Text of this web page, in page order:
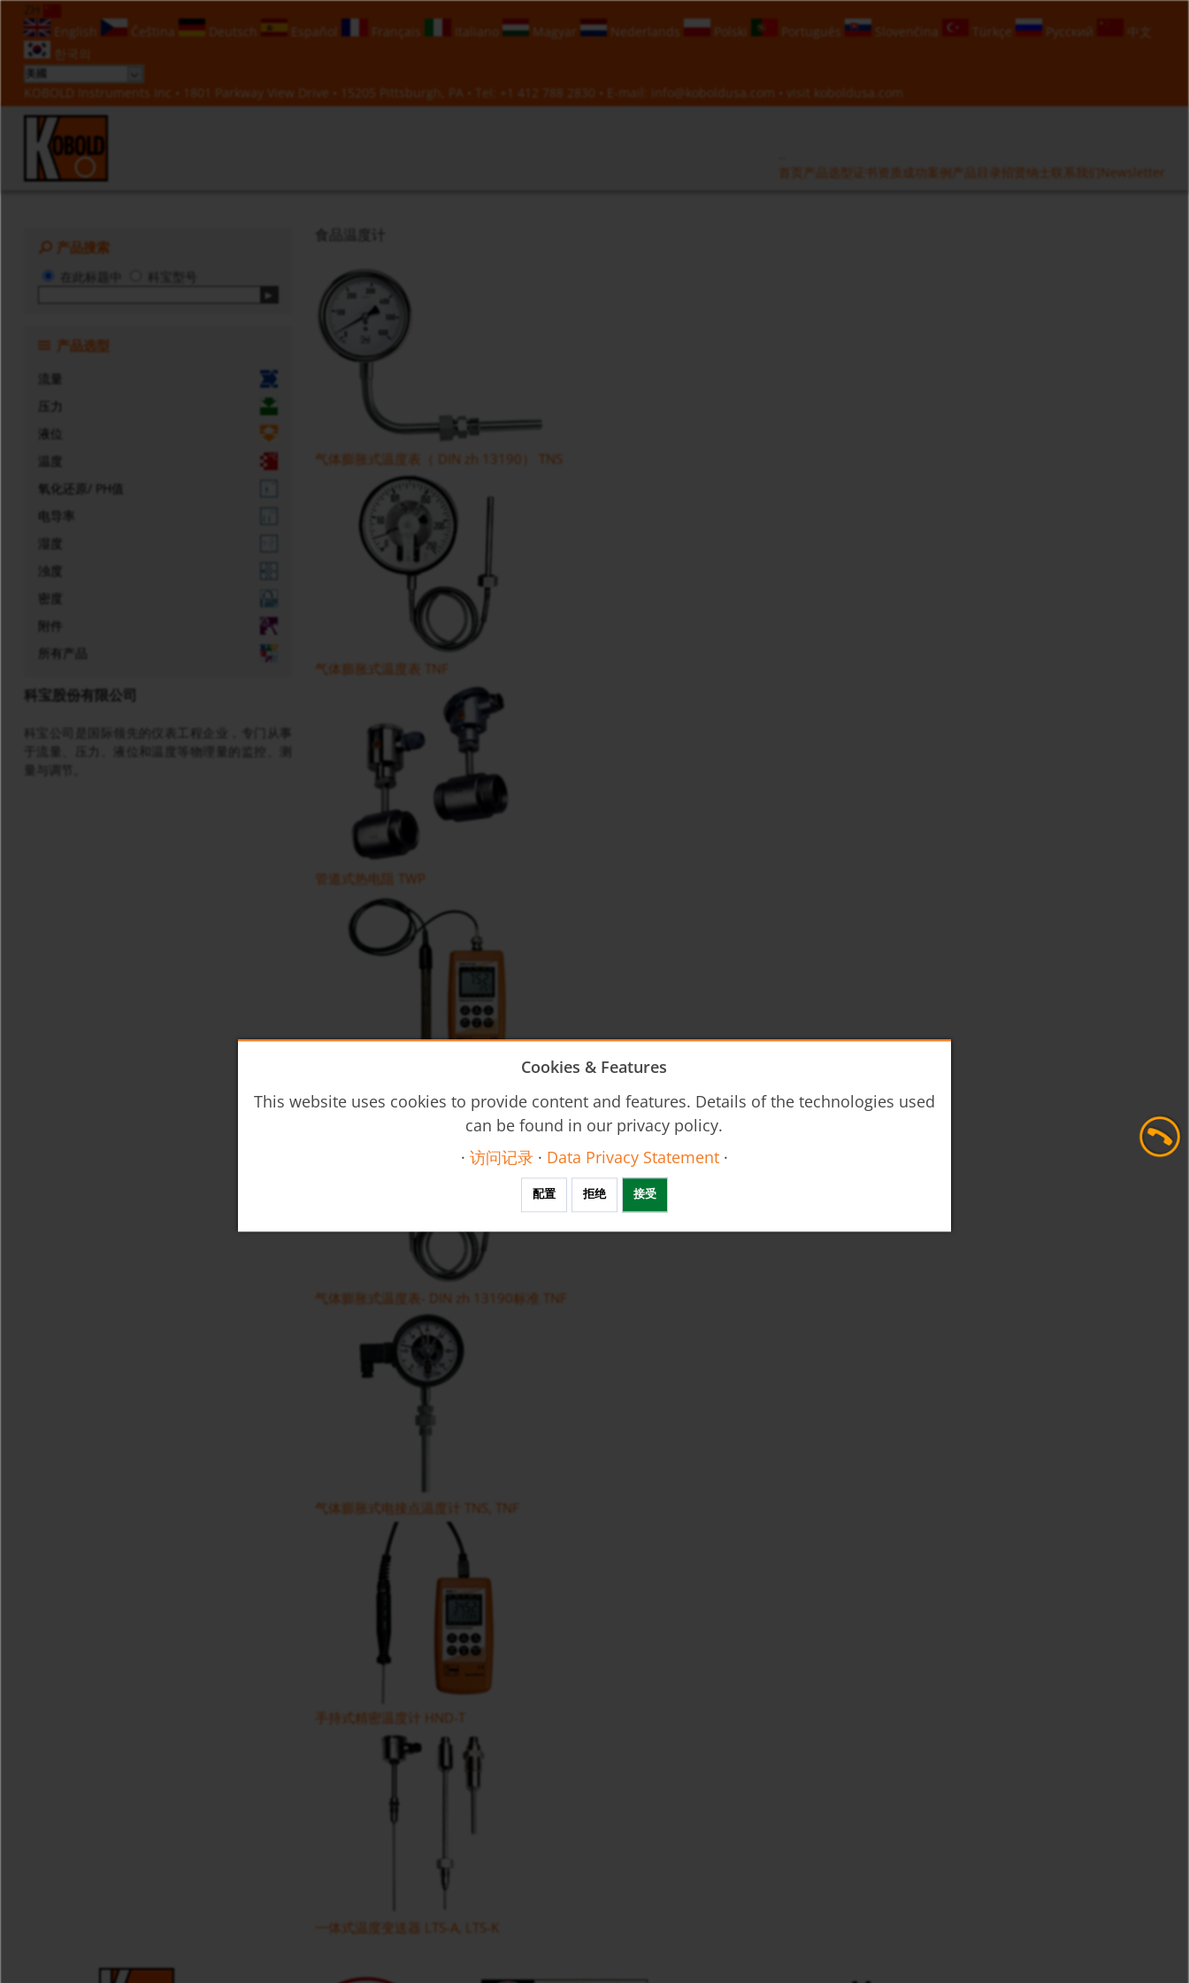
English
Čeština Deutsch Español Français Italiano Magyar Nederlands Polski Português Slovenčina Türkçe Русский
中文
한국의
KOBOLD Instruments Inc • 1801 Parkway View Drive • 15205 Pittsburgh, PA • Tel: +1 412 788 2830 • E-mail: info@koboldusa.com • visit koboldusa.com
首页 产品选型 证书资质 成功案例 产品目录 招贤纳士 联系我们 Newsletter
产品搜索
在此标题中 科宝型号
产品选型
流量
压力
液位
温度
氧化还原/ PH值
电导率
湿度
浊度
密度
附件
所有产品
科宝股份有限公司
科宝公司是国际领先的仪表工程企业，专门从事
于流量、压力、液位和温度等物理量的监控、测
量与调节。
食品温度计
气体膨胀式温度表（ DIN zh 13190） TNS
气体膨胀式温度表 TNF
管道式热电阻 TWP
气体膨胀式温度表- DIN zh 13190标准 TNF
气体膨胀式电接点温度计 TNS, TNF
手持式精密温度计 HND-T
一体式温度变送器 LTS-A, LTS-K
Cookies & Features
This website uses cookies to provide content and features. Details of the technologies used
can be found in our privacy policy.
· 访问记录· Data Privacy Statement·
配置 拒绝 接受